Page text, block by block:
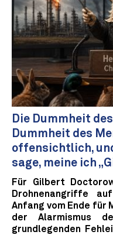
Die Dummheit
Dummheit des
offensichtlich,
sage, meine ich
Für Gilbert
Drohnenangriffe
Anfang vom Ende für
der Alarmismus
grundlegenden